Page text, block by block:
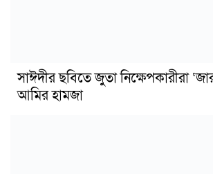
সাঈদীর ছবিতে জুতা নিক্ষেপকারীরা
আমির হামজা